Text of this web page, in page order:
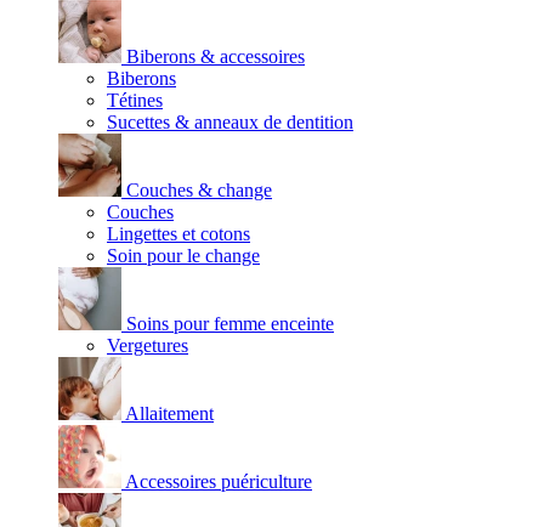
Biberons & accessoires
Biberons
Tétines
Sucettes & anneaux de dentition
Couches & change
Couches
Lingettes et cotons
Soin pour le change
Soins pour femme enceinte
Vergetures
Allaitement
Accessoires puériculture